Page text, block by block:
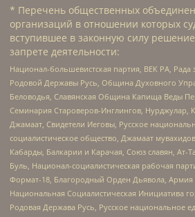
* Перечень общественных
организаций в отношении которых
вступившее в законную силу
запрете деятельности:
Национал-большевистская партия, ВЕК РА, Рада
Родовой Державы Русь, Община Духовного
Беловодья, Славянская Община Капища Веды
Семинария Староверов-Инглингов, Нурджулар,
Джамаат, Свидетели Иеговы, Русское
социалистическое общество, Джамаат
Кабарды, Балкарии и Карачая, Союз славян, Ат-
Буль, Национал-социалистическая рабочая
Формат-18, Благородный Орден Дьявола, Армия
Национальная Социалистическая Инициатива
Родовая Держава Русь, Русское национальное